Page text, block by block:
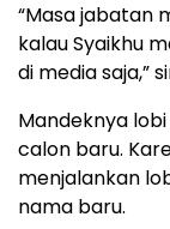
“Masa jabatan
kalau Syaikhu
di media saja,”
Mandeknya
calon baru.
menjalankan
nama baru.